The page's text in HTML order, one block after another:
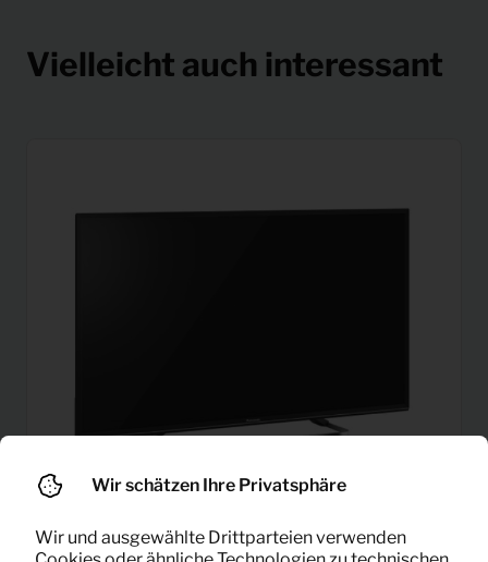
Vielleicht auch interessant
Wir schätzen Ihre Privatsphäre
Wir und ausgewählte Drittparteien verwenden